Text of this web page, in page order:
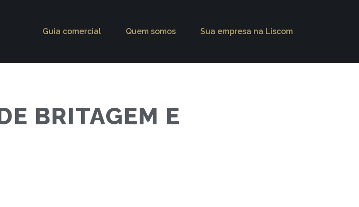
Guia comercial Quem somos Sua empresa na Liscom
BRITAGEM E